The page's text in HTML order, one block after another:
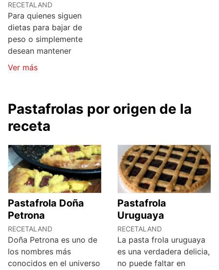
RECETALAND
Para quienes siguen
dietas para bajar de
peso o simplemente
desean mantener
Ver más
Pastafrolas por origen de la
receta
Pastafrola Doña
Petrona
RECETALAND
Doña Petrona es uno de
los nombres más
conocidos en el universo
Pastafrola
Uruguaya
RECETALAND
La pasta frola uruguaya
es una verdadera delicia,
no puede faltar en